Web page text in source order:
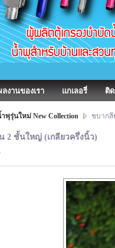
ลงานของเรา แกเลอรี่ ติด
พุรุ่นใหม่ New Collection ชบากลี
2 ชั้นใหญ่ (เกลียวครึ่งนิ้ว)